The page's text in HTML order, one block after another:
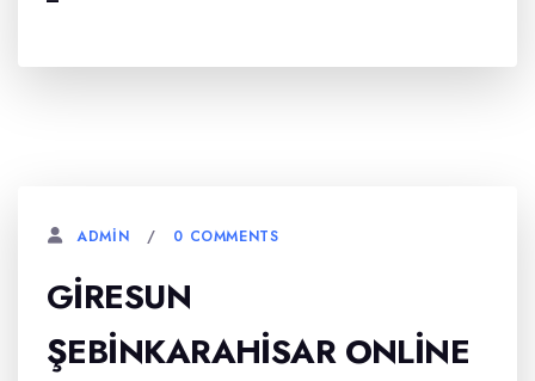
ADMIN 0 COMMENTS
GIRESUN
ŞEBINKARAHISAR ONLINE